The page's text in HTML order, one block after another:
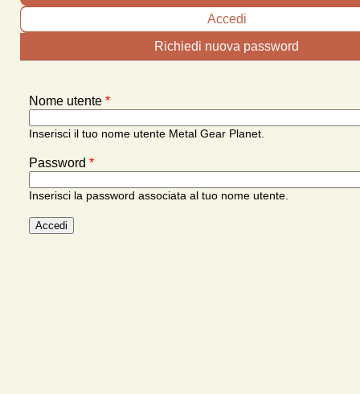
Accedi
Richiedi nuova password
Nome utente *
Inserisci il tuo nome utente Metal Gear Planet.
Password *
Inserisci la password associata al tuo nome utente.